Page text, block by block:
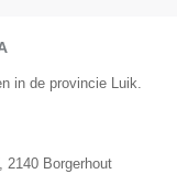
in de provincie Luik.
, 2140 Borgerhout